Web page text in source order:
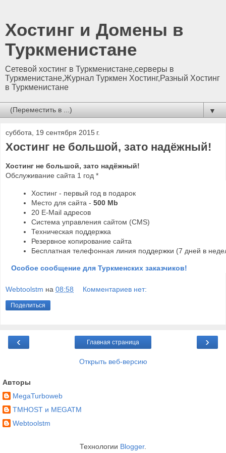
Хостинг и Домены в
Туркменистане
Сетевой хостинг в Туркменистане,серверы в
Туркменистане,Журнал Туркмен Хостинг,Разный Хостинг
в Туркменистане
▼
суббота, 19 сентября 2015 г.
Хостинг не большой, зато надёжный!
Хостинг не большой, зато надёжный!
Обслуживание сайта 1 год *
Хостинг - первый год в подарок
Место для сайта - 500 Mb
20 E-Mail адресов
Система управления сайтом (CMS)
Техническая поддержка
Резервное копирование сайта
Бесплатная телефонная линия поддержки (7 дней в
Особое сообщение для Туркменских заказчиков!
Webtoolstm на 08:58 Комментариев нет:
Поделиться
‹ ›
Главная страница
Открыть веб-версию
Авторы
MegaTurboweb
TMHOST и MEGATM
Webtoolstm
Технологии Blogger.